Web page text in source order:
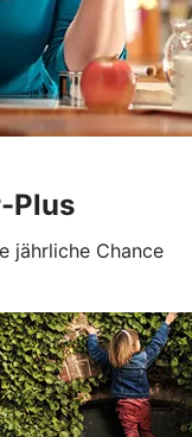
Plus
jährliche Chance